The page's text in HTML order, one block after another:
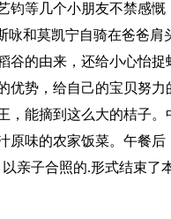
钧等几个小朋友不禁感
咏和莫凯宁自骑在爸爸
谷的由来，还给小心怡
优势，给自己的宝贝努
，能摘到这么大的桔子
原味的农家饭菜。午餐
亲子合照的.形式结束了